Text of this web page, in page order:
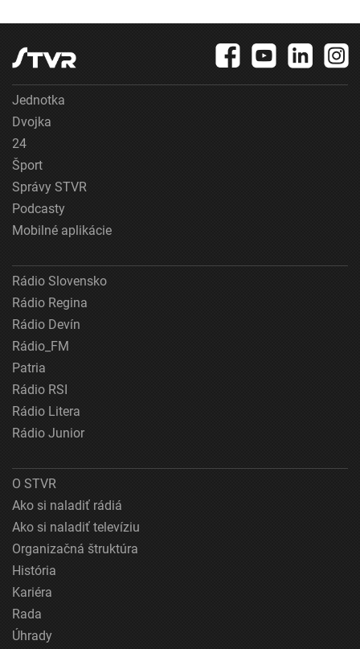
Jednotka
Dvojka
24
Šport
Správy STVR
Podcasty
Mobilné aplikácie
Rádio Slovensko
Rádio Regina
Rádio Devín
Rádio_FM
Patria
Rádio RSI
Rádio Litera
Rádio Junior
O STVR
Ako si naladiť rádiá
Ako si naladiť televíziu
Organizačná štruktúra
História
Kariéra
Rada
Úhrady